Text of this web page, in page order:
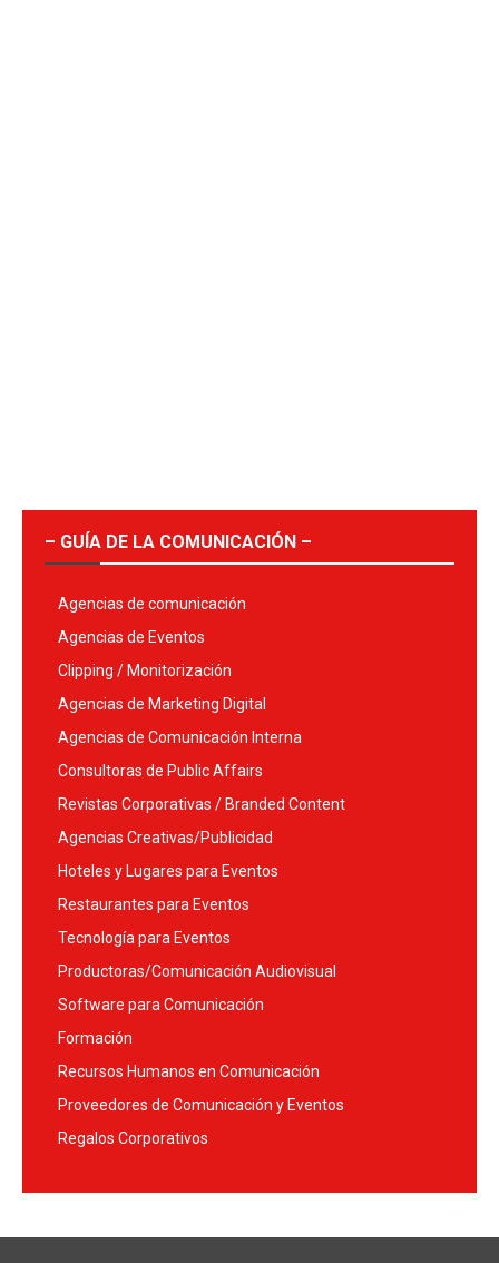
– GUÍA DE LA COMUNICACIÓN –
Agencias de comunicación
Agencias de Eventos
Clipping / Monitorización
Agencias de Marketing Digital
Agencias de Comunicación Interna
Consultoras de Public Affairs
Revistas Corporativas / Branded Content
Agencias Creativas/Publicidad
Hoteles y Lugares para Eventos
Restaurantes para Eventos
Tecnología para Eventos
Productoras/Comunicación Audiovisual
Software para Comunicación
Formación
Recursos Humanos en Comunicación
Proveedores de Comunicación y Eventos
Regalos Corporativos